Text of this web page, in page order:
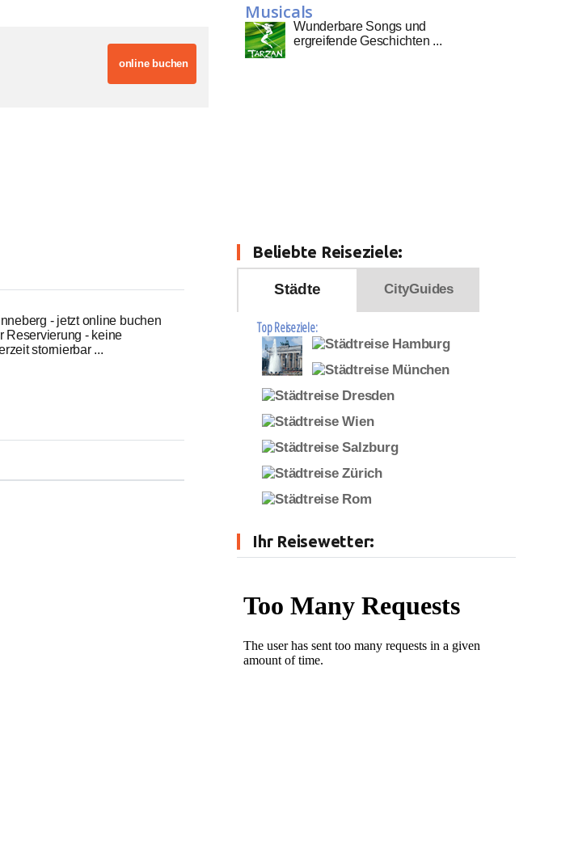
online buchen
- jetzt online buchen
Reservierung - keine
stornierbar ...
Musicals
Wunderbare Songs und
ergreifende Geschichten ...
Beliebte Reiseziele:
Städte CityGuides
Top Reiseziele:
Ihr Reisewetter: